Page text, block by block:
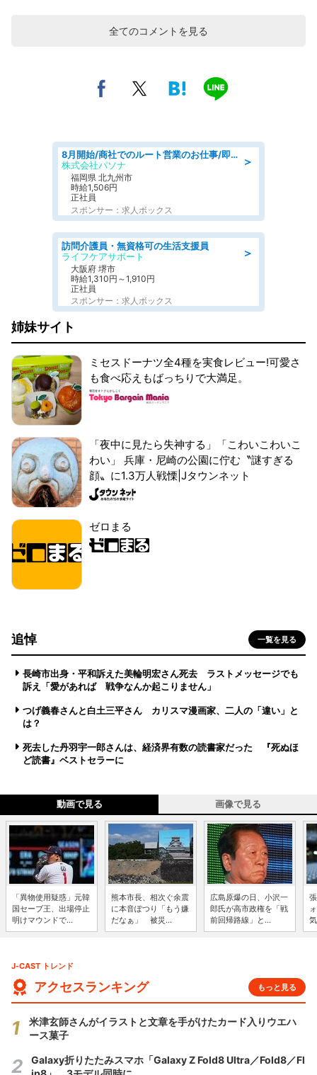
全てのコメントを見る
＞
8月開始/商社でのルート営業のお仕事/即日勤務可/車通勤可/営業
株式会社パソナ
福岡県 北九州市
時給1,506円
正社員
スポンサー：求人ボックス
＞
訪問介護員・無資格可の生活支援員
ライフケアサポート
大阪府 堺市
時給1,310円～1,910円
正社員
スポンサー：求人ボックス
姉妹サイト
ミセスドーナツ全4種を実食レビュー!可愛さ
も食べ応えもばっちりで大満足。
「夜中に見たら失神する」「こわいこわいこ
わい」 兵庫・尼崎の公園に佇む〝謎すぎる
顔〟に1.3万人戦慄|Jタウンネット
ゼロまる
追悼 一覧を見る
長崎市出身・平和訴えた美輪明宏さん死去 ラストメッセージでも
訴え「愛があれば 戦争なんか起こりません」
つげ義春さんと白土三平さん カリスマ漫画家、二人の「違い」と
は？
死去した丹羽宇一郎さんは、経済界有数の読書家だった 『死ぬほ
ど読書』ベストセラーに
動画で見る 画像で見る
「異物使用疑惑」元韓
国セーブ王、出場停止
明けマウンドで...
熊本市長、相次ぐ余震
に本音ぽつり「もう嫌
だなぁ」 被災...
広島原爆の日、小沢一
郎氏が高市政権を「戦
前回帰路線」と...
J-CAST トレンド
アクセスランキング もっと見る
米津玄師さんがイラストと文章を手がけたカード入りウエハ
ース菓子
Galaxy折りたたみスマホ「Galaxy Z Fold8 Ultra／Fold8／Fl